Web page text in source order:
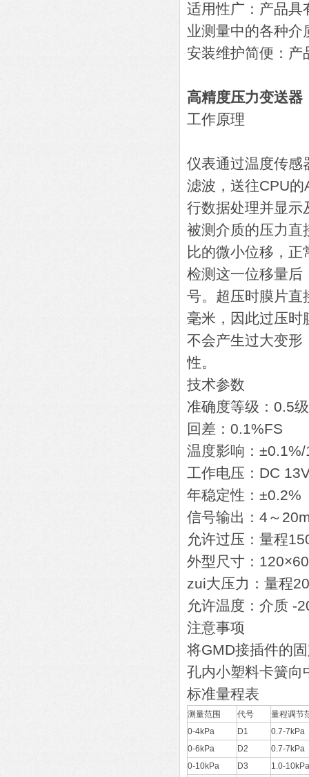
适用性广：产品具
业测量中的各种介
安装维护简便：产
高精度压力变送器
工作原理
仪表通过温度传感
滤波，送往CPU
行数据处理并显示
被测介质的压力直
比的微小位移，
检测这一位移量后
号。超压时膜片直
毫米，因此过压时
不会产生过大变形
性
技术参数
准确度等级：0.5级
回差：0.1%FS
温度影响：
工作电压：DC
年稳定性：±0.2%
信号输出：4～
允许过压：量程
外型尺寸：
zui大压力：量程
允许温度：介
注意事项
将GMD接插件的
孔内小塑料卡簧向
标准量程表
测量范围 代号
量程调节
0-4kPa
D1
0.7-7kPa
0-6kPa
D2
0.7-7kPa
0-10kPa
D3
1.0-10kPa